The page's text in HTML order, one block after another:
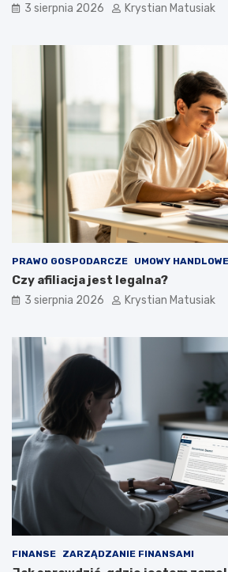
3 sierpnia 2026 Krystian Matusiak
PRAWO GOSPODARCZE UMOWY HANDLOWE
Czy afiliacja jest legalna?
3 sierpnia 2026 Krystian Matusiak
FINANSE ZARZĄDZANIE FINANSAMI